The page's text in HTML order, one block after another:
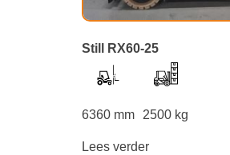
Still RX60-25
6360 mm 2500 kg
Lees verder